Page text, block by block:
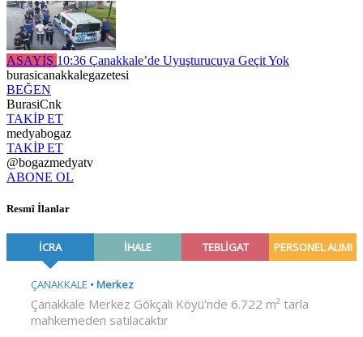
ASAYİŞ 10:36 Çanakkale’de Uyuşturucuya Geçit Yok
burasicanakkalegazetesi
BEĞEN
BurasiCnk
TAKİP ET
medyabogaz
TAKİP ET
@bogazmedyatv
ABONE OL
Resmî İlanlar